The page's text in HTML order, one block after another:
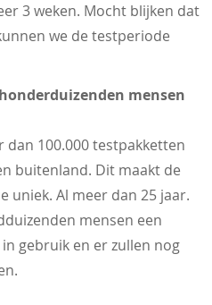
3 weken. Mocht blijken dat
we de testperiode
mensen
100.000 testpakketten
buitenland. Dit maakt de
uniek. Al meer dan 25 jaar.
mensen een
gebruik en er zullen nog